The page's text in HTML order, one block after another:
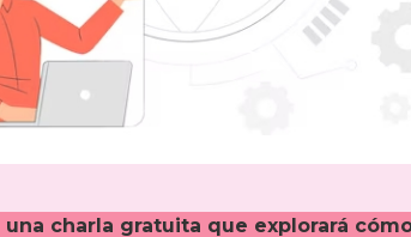
charla gratuita que explorará